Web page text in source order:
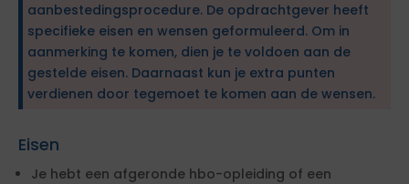
aanbestedingsprocedure. De opdrachtgever heeft
specifieke eisen en wensen geformuleerd. Om in
aanmerking te komen, dien je te voldoen aan de
gestelde eisen. Daarnaast kun je extra punten
verdienen door tegemoet te komen aan de wensen.
Eisen
Je hebt een afgeronde hbo-opleiding of een